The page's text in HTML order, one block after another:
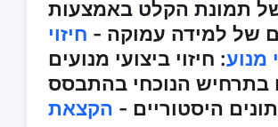
תמונת הקלט באמצעות
של למידה עמוקה - חיזוי
מנוע: חיזוי ביצועי מנועים
בתרחיש הנוכחי בהתבסס
היסטוריים - הקצאת